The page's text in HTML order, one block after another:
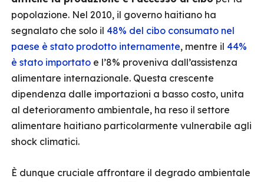
popolazione. Nel 2010, il governo haitiano ha
segnalato che solo il 48% del cibo consumato nel
paese è stato prodotto internamente, mentre il 44%
è stato importato e l’8% proveniva dall’assistenza
alimentare internazionale. Questa crescente
dipendenza dalle importazioni a basso costo, unita
al deterioramento ambientale, ha reso il settore
alimentare haitiano particolarmente vulnerabile agli
shock climatici.
È dunque cruciale affrontare il degrado ambientale